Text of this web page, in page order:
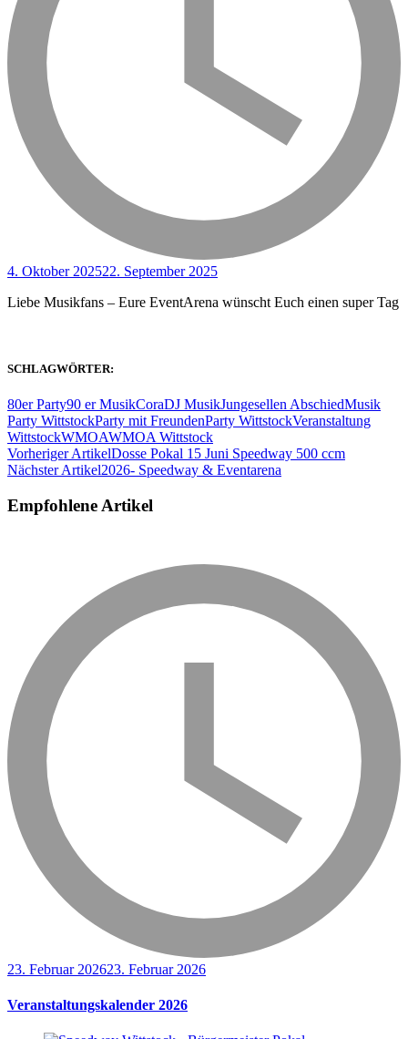
4. Oktober 202522. September 2025
Liebe Musikfans – Eure EventArena wünscht Euch einen super Tag
SCHLAGWÖRTER:
80er Party90 er MusikCoraDJ MusikJungesellen AbschiedMusik
Party WittstockParty mit FreundenParty WittstockVeranstaltung
WittstockWMOAWMOA Wittstock
Beitragsnavigation
Vorheriger ArtikelDosse Pokal 15 Juni Speedway 500 ccm
Nächster Artikel2026- Speedway & Eventarena
Empfohlene Artikel
23. Februar 202623. Februar 2026
Veranstaltungskalender 2026